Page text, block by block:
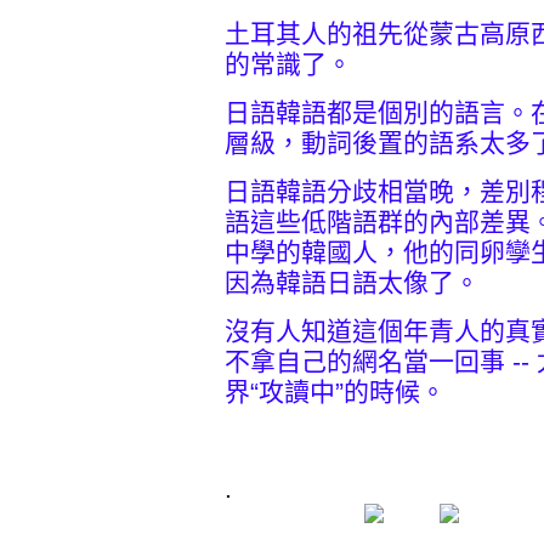
土耳其人的祖先從蒙古高原
的常識了。
日語韓語都是個別的語言
層級，動詞後置的語系太多
日語韓語分歧相當晚，差
語這些低階語群的內部差異
中學的韓國人，他的同卵孿
因為韓語日語太像了。
沒有人知道這個年青人的真
不拿自己的網名當一回事 --
界“攻讀中”的時候。
.